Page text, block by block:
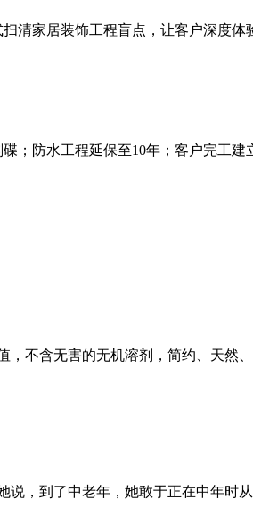
清家居装饰工程盲点，让客户深度
；防水工程延保至10年；客户完工建
，不含无害的无机溶剂，简约、天然
说，到了中老年，她敢于正在中年时